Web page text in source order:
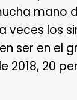
mano
veces los
ser en el
2018, 20